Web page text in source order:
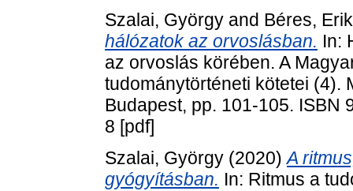
Szalai, György and Béres,
hálózatok az orvoslásban. In:
az orvoslás körében. A
tudománytörténeti kötetei (4).
Budapest, pp. 101-105. ISBN
8 [pdf]
Szalai, György (2020)A
gyógyításban. In: Ritmus a